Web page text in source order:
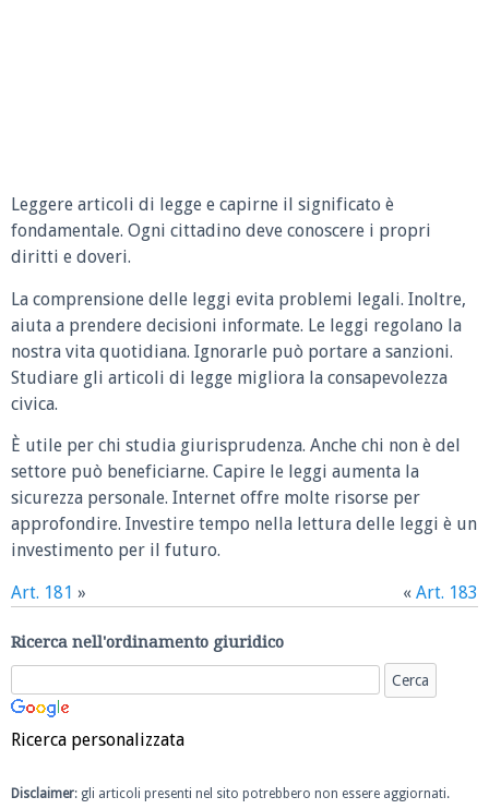
Leggere articoli di legge e capirne il significato è
fondamentale. Ogni cittadino deve conoscere i propri
diritti e doveri.
La comprensione delle leggi evita problemi legali. Inoltre,
aiuta a prendere decisioni informate. Le leggi regolano la
nostra vita quotidiana. Ignorarle può portare a sanzioni.
Studiare gli articoli di legge migliora la consapevolezza
civica.
È utile per chi studia giurisprudenza. Anche chi non è del
settore può beneficiarne. Capire le leggi aumenta la
sicurezza personale. Internet offre molte risorse per
approfondire. Investire tempo nella lettura delle leggi è un
investimento per il futuro.
Art. 181 » « Art. 183
Ricerca nell'ordinamento giuridico
Ricerca personalizzata
Disclaimer: gli articoli presenti nel sito potrebbero non essere aggiornati.